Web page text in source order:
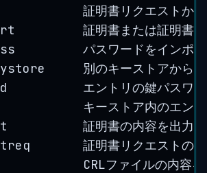
証明書リクエストから証
証明書または証明書チェ
パスワードをインポー
別のキーストアから1つ
エントリの鍵パスワー
キーストア内のエントリ
証明書の内容を出力し
証明書リクエストの内
CRLファイルの内容